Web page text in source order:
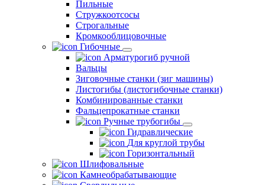
Пильные
Стружкоотсосы
Строгальные
Кромкооблицовочные
Гибочные
Арматурогиб ручной
Вальцы
Зиговочные станки (зиг машины)
Листогибы (листогибочные станки)
Комбинированные станки
Фальцепрокатные станки
Ручные трубогибы
Гидравлические
Для круглой трубы
Горизонтальный
Шлифовальные
Камнеобрабатывающие